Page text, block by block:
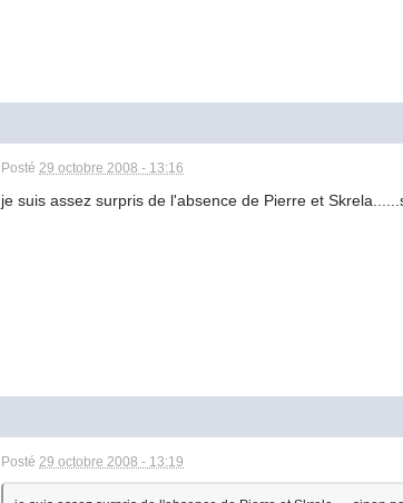
Posté29 octobre 2008 - 13:16
je suis assez surpris de l'absence de Pierre et
Posté29 octobre 2008 - 13:19